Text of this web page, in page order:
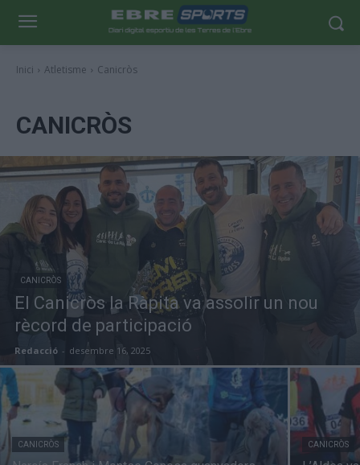
Inici Atletisme Canicròs
CANICRÒS
CANICRÒS
El Canicròs la Ràpita va assolir un nou
rècord de participació
Redacció - desembre 16, 2025
CANICRÒS CANICRÒS